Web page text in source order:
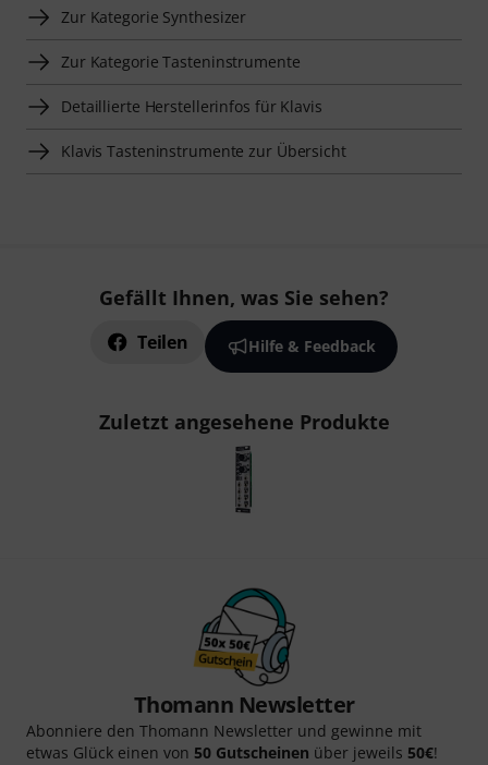
Zur Kategorie Synthesizer
Zur Kategorie Tasteninstrumente
Detaillierte Herstellerinfos für Klavis
Klavis Tasteninstrumente zur Übersicht
Gefällt Ihnen, was Sie sehen?
Teilen Hilfe & Feedback
Zuletzt angesehene Produkte
Thomann Newsletter
Abonniere den Thomann Newsletter und gewinne mit
etwas Glück einen von 50 Gutscheinen über jeweils 50€!